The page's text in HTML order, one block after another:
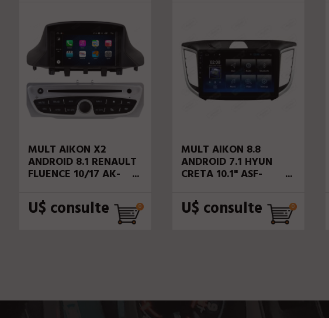
MULT AIKON X2
ANDROID 8.1 RENAULT
FLUENCE 10/17 AK-
U$ consulte
MULT AIKON 8.8
ANDROID 7.1 HYUN
CRETA 10.1" ASF-
U$ consulte